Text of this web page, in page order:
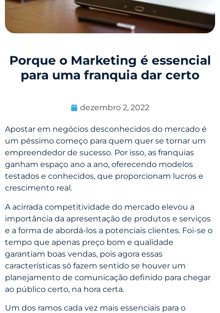
Porque o Marketing é essencial
para uma franquia dar certo
dezembro 2, 2022
Apostar em negócios desconhecidos do mercado é
um péssimo começo para quem quer se tornar um
empreendedor de sucesso. Por isso, as franquias
ganham espaço ano a ano, oferecendo modelos
testados e conhecidos, que proporcionam lucros e
crescimento real.
A acirrada competitividade do mercado elevou a
importância da apresentação de produtos e serviços
e a forma de abordá-los a potenciais clientes. Foi-se o
tempo que apenas preço bom e qualidade
garantiam boas vendas, pois agora essas
características só fazem sentido se houver um
planejamento de comunicação definido para chegar
ao público certo, na hora certa.
Um dos ramos cada vez mais essenciais para o